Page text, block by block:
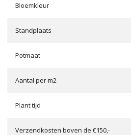
Bloemkleur
Standplaats
Potmaat
Aantal per m2
Plant tijd
Verzendkosten boven de €150,-